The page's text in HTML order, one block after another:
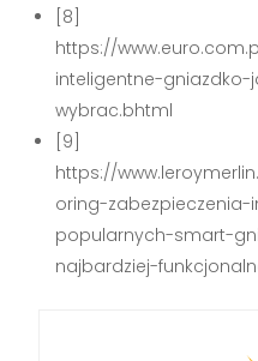
[8]
https://
inteligentne-
wybrac.bhtml
[9]
https://
oring-
popularnych-smart-
najbardziej-